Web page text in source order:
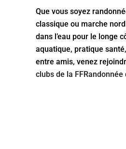
Que vous soyez
classique ou marche
dans l’eau pour le longe
aquatique, pratique
entre amis, venez
clubs de la FFRandonnée